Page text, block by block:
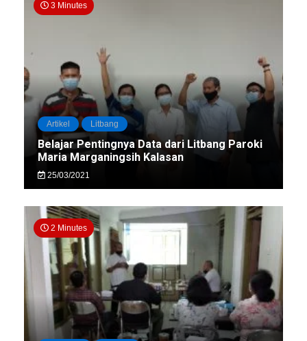
3 Minutes
Artikel Litbang
Belajar Pentingnya Data dari Litbang Paroki
Maria Marganingsih Kalasan
25/03/2021
2 Minutes